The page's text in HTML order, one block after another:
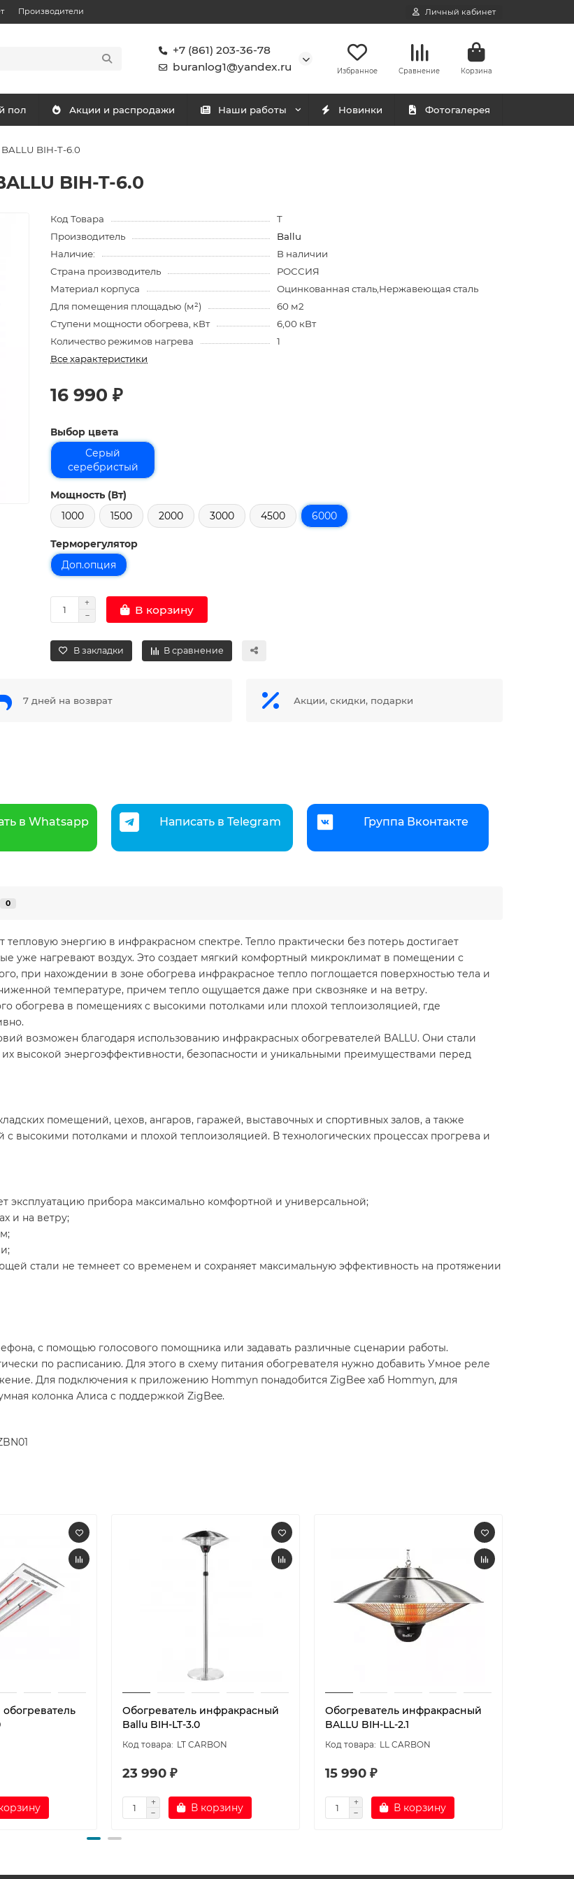
Производители Личный кабинет
+7 (861) 203-36-78
buranlog1@yandex.ru
Избранное Сравнение Корзина
пол Акции и распродажи Наши работы Новинки Фотогалерея
BIH-T-6.0
BIH-T-6.0
Код Товара
T
Производитель
Ballu
Наличие:
В наличии
Страна производитель
РОССИЯ
Материал корпуса
Оцинкованная сталь,Нержавеющая сталь
Для помещения площадью (м²)
60 м2
Ступени мощности обогрева, кВт
6,00 кВт
Количество режимов нагрева
1
Все характеристики
16 990 ₽
Выбор цвета
Серый
серебристый
Мощность (Вт)
1000
1500 2000 3000 4500 6000
Терморегулятор
Доп.опция
В корзину
В закладки В сравнение
7 дней на возврат Акции, скидки, подарки
в Whatsapp Написать в Telegram Группа Вконтакте
0
энергию в инфракрасном спектре. Тепло практически без потерь достигает
уже нагревают воздух. Это создает мягкий комфортный микроклимат в помещении с
при нахождении в зоне обогрева инфракрасное тепло поглощается поверхностью тела и
температуре, причем тепло ощущается даже при сквозняке и на ветру.
обогрева в помещениях с высокими потолками или плохой теплоизоляцией, где
возможен благодаря использованию инфракрасных обогревателей BALLU. Они стали
высокой энергоэффективности, безопасности и уникальными преимуществами перед
помещений, цехов, ангаров, гаражей, выставочных и спортивных залов, а также
высокими потолками и плохой теплоизоляцией. В технологических процессах прогрева и
эксплуатацию прибора максимально комфортной и универсальной;
и на ветру;
стали не темнеет со временем и сохраняет максимальную эффективность на протяжении
с помощью голосового помощника или задавать различные сценарии работы.
по расписанию. Для этого в схему питания обогревателя нужно добавить Умное реле
Для подключения к приложению Hommyn понадобится ZigBee хаб Hommyn, для
колонка Алиса с поддержкой ZigBee.
Обогреватель инфракрасный
Ballu BIH-LT-3.0
LT CARBON
23 990 ₽
В корзину
Обогреватель инфракрасный
BALLU BIH-LL-2.1
LL CARBON
15 990 ₽
В корзину